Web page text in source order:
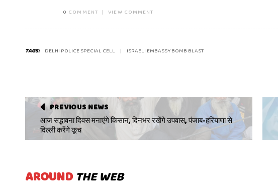
0 COMMENT | VIEW COMMENT
TAGS: DELHI POLICE SPECIAL CELL ISRAELI EMBASSY BOMB BLAST
PREVIOUS NEWS
आज सद्भावना दिवस मनाएंगे किसान, दिनभर रखेंगे उपवास, पंजाब-हरियाणा से
दिल्ली करेंगे कूच
AROUND THE WEB